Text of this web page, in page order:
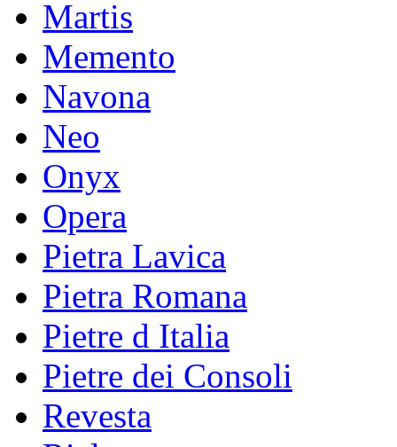
Martis
Memento
Navona
Neo
Onyx
Opera
Pietra Lavica
Pietra Romana
Pietre d Italia
Pietre dei Consoli
Revesta